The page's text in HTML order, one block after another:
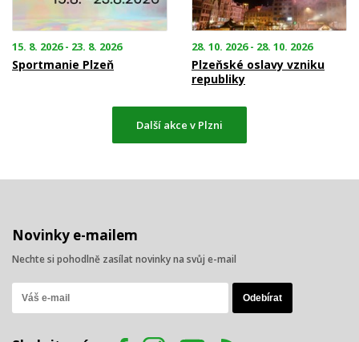
15. 8. 2026 - 23. 8. 2026
Sportmanie Plzeň
28. 10. 2026 - 28. 10. 2026
Plzeňské oslavy vzniku
republiky
Další akce v Plzni
Novinky e-mailem
Nechte si pohodlně zasílat novinky na svůj e-mail